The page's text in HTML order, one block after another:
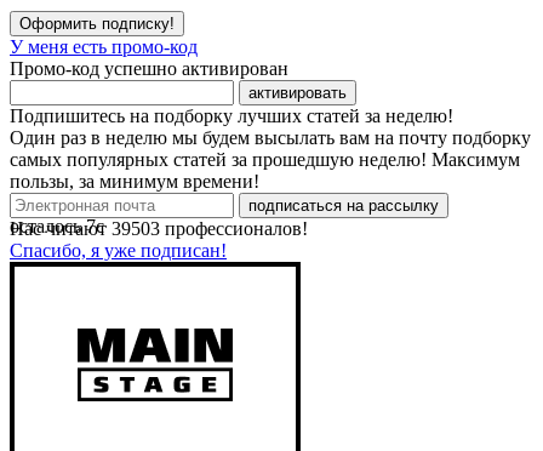
Оформить подписку!
У меня есть промо-код
Промо-код успешно активирован
активировать
Подпишитесь на подборку лучших статей за неделю!
Один раз в неделю мы будем высылать вам на почту подборку
самых популярных статей за прошедшую неделю! Максимум
пользы, за минимум времени!
подписаться на рассылку
Нас читают 39503 профессионалов!
Спасибо, я уже подписан!
осталось7с